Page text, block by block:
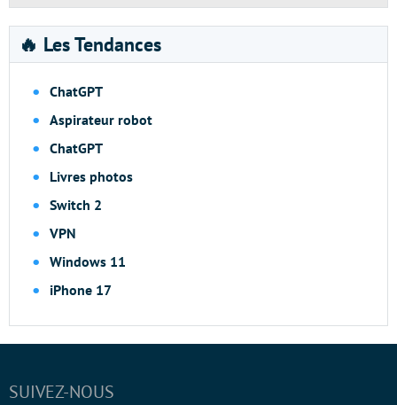
🔥 Les Tendances
ChatGPT
Aspirateur robot
ChatGPT
Livres photos
Switch 2
VPN
Windows 11
iPhone 17
SUIVEZ-NOUS